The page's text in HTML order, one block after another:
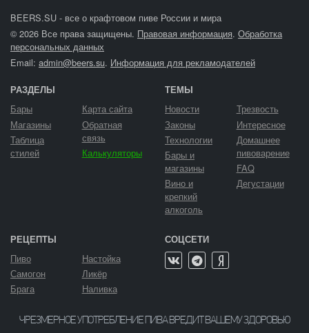
BEERS.SU - все о крафтовом пиве России и мира
© 2026 Все права защищены. Правовая информация. Обработка
персональных данных
Email: admin@beers.su. Информация для рекламодателей
РАЗДЕЛЫ
Бары
Магазины
Таблица
стилей
Карта сайта
Обратная
связь
Калькуляторы
ТЕМЫ
Новости
Законы
Технологии
Бары и
магазины
Вино и
крепкий
алкоголь
Трезвость
Интересное
Домашнее
пивоварение
FAQ
Дегустации
РЕЦЕПТЫ
Пиво
Самогон
Брага
Настойка
Ликёр
Наливка
СОЦСЕТИ
ЧРЕЗМЕРНОЕ УПОТРЕБЛЕНИЕ ПИВА ВРЕДИТ ВАШЕМУ ЗДОРОВЬЮ